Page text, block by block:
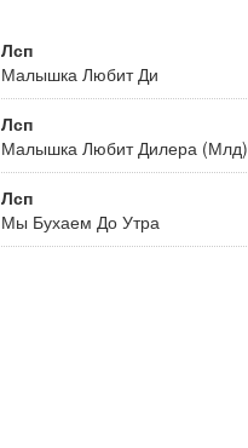
Лсп
Малышка Любит Ди
Лсп
Малышка Любит Дилера (Млд)
Лсп
Мы Бухаем До Утра